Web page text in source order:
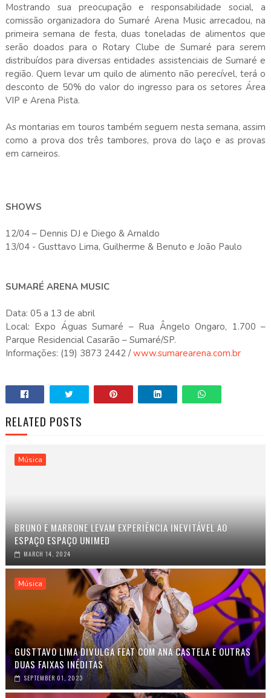
Mostrando sua preocupação e responsabilidade social, a
comissão organizadora do Sumaré Arena Music arrecadou, na
primeira semana de festa, duas toneladas de alimentos que
serão doados para o Rotary Clube de Sumaré para serem
distribuídos para diversas entidades assistenciais de Sumaré e
região. Quem levar um quilo de alimento não perecível, terá o
desconto de 50% do valor do ingresso para os setores Área
VIP e Arena Pista.
As montarias em touros também seguem nesta semana, assim
como a prova dos três tambores, prova do laço e as provas
em carneiros.
SHOWS
12/04 – Dennis DJ e Diego & Arnaldo
13/04 - Gusttavo Lima, Guilherme & Benuto e João Paulo
SUMARÉ ARENA MUSIC
Data: 05 a 13 de abril
Local: Expo Águas Sumaré – Rua Ângelo Ongaro, 1.700 –
Parque Residencial Casarão – Sumaré/SP.
Informações: (19) 3873 2442 /www.sumarearena.com.br
RELATED POSTS
Música
BRUNO E MARRONE LEVAM EXPERIÊNCIA INEVITÁVEL AO
ESPAÇO ESPAÇO UNIMED
MARCH 14, 2024
Música
GUSTTAVO LIMA DIVULGA FEAT COM ANA CASTELA E OUTRAS
DUAS FAIXAS INÉDITAS
SEPTEMBER 01, 2023